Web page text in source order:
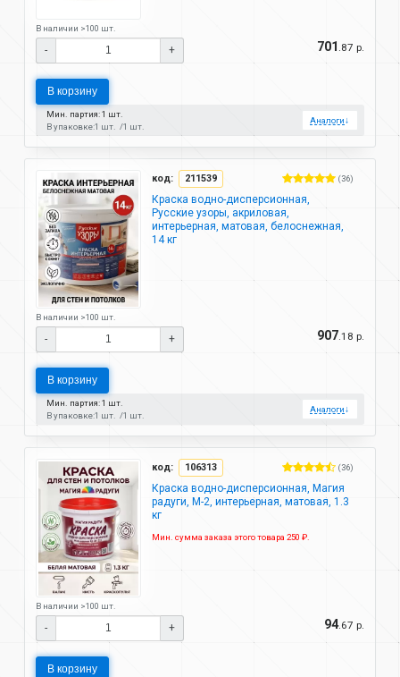
В наличии >100 шт.
- + 701 .87 р.
В корзину
Мин. партия: 1 шт.
В упаковке:1 шт. 1 шт.
Аналоги↓
код: 211539 (36)
Краска водно-дисперсионная,
Русские узоры, акриловая,
интерьерная, матовая, белоснежная,
14 кг
В наличии >100 шт.
- + 907.18 р.
В корзину
Мин. партия: 1 шт.
В упаковке:1 шт. 1 шт.
Аналоги↓
код: 106313 (36)
Краска водно-дисперсионная, Магия
радуги, М-2, интерьерная, матовая, 1.3
кг
Мин. сумма заказа этого товара 250 ₽.
В наличии >100 шт.
- + 94.67 р.
В корзину